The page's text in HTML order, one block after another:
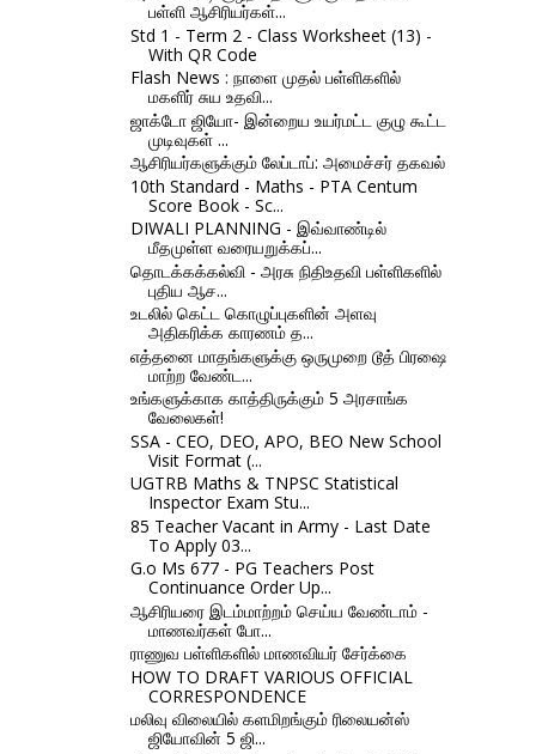
பள்ளி ஆசிரியர்கள்...
Std 1 - Term 2 - Class Worksheet (13) -
With QR Code
Flash News : நாளை முதல் பள்ளிகளில்
மகளிர் சுய உதவி...
ஜாக்டோ ஜியோ- இன்றைய உயர்மட்ட குழு கூட்ட
முடிவுகள் ...
ஆசிரியர்களுக்கும் லேப்டாப்: அமைச்சர் தகவல்
10th Standard - Maths - PTA Centum
Score Book - Sc...
DIWALI PLANNING - இவ்வாண்டில்
மீதமுள்ள வரையறுக்கப்...
தொடக்கக்கல்வி - அரசு நிதிஉதவி பள்ளிகளில்
புதிய ஆச...
உடலில் கெட்ட கொழுப்புகளின் அளவு
அதிகரிக்க காரணம் த...
எத்தனை மாதங்களுக்கு ஒருமுறை டூத் பிரஷை
மாற்ற வேண்ட...
உங்களுக்காக காத்திருக்கும் 5 அரசாங்க
வேலைகள்!
SSA - CEO, DEO, APO, BEO New School
Visit Format (...
UGTRB Maths & TNPSC Statistical
Inspector Exam Stu...
85 Teacher Vacant in Army - Last Date
To Apply 03...
G.o Ms 677 - PG Teachers Post
Continuance Order Up...
ஆசிரியரை இடம்மாற்றம் செய்ய வேண்டாம் -
மாணவர்கள் போ...
ராணுவ பள்ளிகளில் மாணவியர் சேர்க்கை
HOW TO DRAFT VARIOUS OFFICIAL
CORRESPONDENCE
மலிவு விலையில் களமிறங்கும் ரிலையன்ஸ்
ஜியோவின் 5 ஜி...